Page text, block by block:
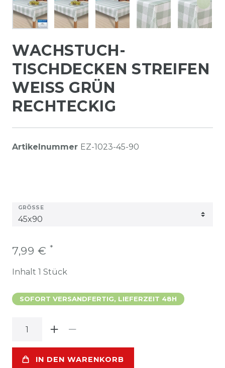
WACHSTUCH-
TISCHDECKEN STREIFEN
WEISS GRÜN
RECHTECKIG
Artikelnummer EZ-1023-45-90
GRÖSSE
7,99 € *
Inhalt 1 Stück
SOFORT VERSANDFERTIG, LIEFERZEIT 48H
IN DEN WARENKORB